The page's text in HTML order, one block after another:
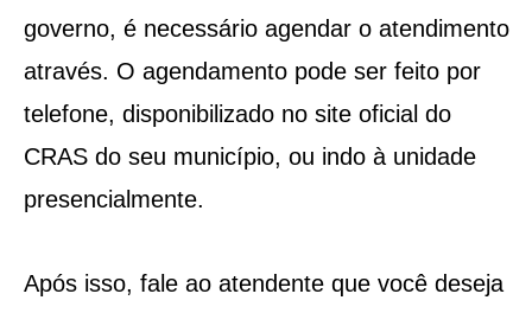
governo, é necessário agendar o atendimento
através. O agendamento pode ser feito por
telefone, disponibilizado no site oficial do
CRAS do seu município, ou indo à unidade
presencialmente.
Após isso, fale ao atendente que você deseja